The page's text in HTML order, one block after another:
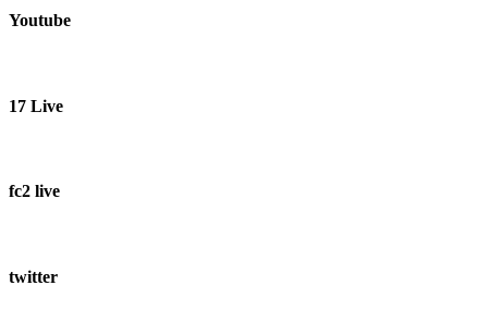
Youtube
17 Live
fc2 live
twitter